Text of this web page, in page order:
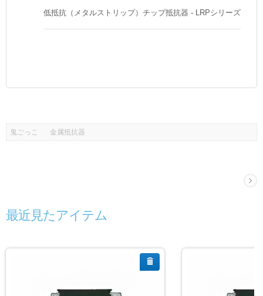
低抵抗（メタルストリップ）チップ抵抗器 - LRPシリーズ
鬼ごっこ 金属抵抗器
最近見たアイテム